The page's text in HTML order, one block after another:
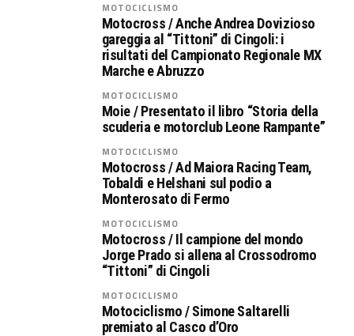
MOTOCICLISMO
Motocross / Anche Andrea Dovizioso
gareggia al “Tittoni” di Cingoli: i
risultati del Campionato Regionale MX
Marche e Abruzzo
MOTOCICLISMO
Moie / Presentato il libro “Storia della
scuderia e motorclub Leone Rampante”
MOTOCICLISMO
Motocross / Ad Maiora Racing Team,
Tobaldi e Helshani sul podio a
Monterosato di Fermo
MOTOCICLISMO
Motocross / Il campione del mondo
Jorge Prado si allena al Crossodromo
“Tittoni” di Cingoli
MOTOCICLISMO
Motociclismo / Simone Saltarelli
premiato al Casco d’Oro